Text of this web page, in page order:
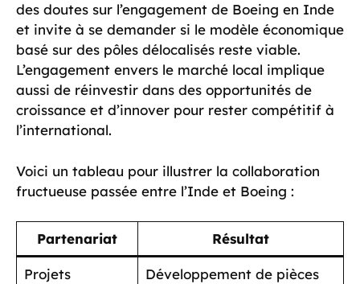
des doutes sur l’engagement de Boeing en Inde
et invite à se demander si le modèle économique
basé sur des pôles délocalisés reste viable.
L’engagement envers le marché local implique
aussi de réinvestir dans des opportunités de
croissance et d’innover pour rester compétitif à
l’international.
Voici un tableau pour illustrer la collaboration
fructueuse passée entre l’Inde et Boeing :
Partenariat Résultat
Projets
Développement de pièces